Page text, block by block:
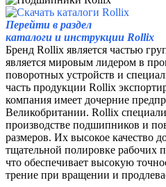
Перейти в раздел
каталоги и инструкции Rollix
Бренд Rollix является частью
является мировым лидером в
поворотных устройств и
часть продукции Rollix
компания имеет дочерние
Великобритании. Rollix
производстве подшипников и
размеров. Их высокое качество
тщательной полировке рабочих
что обеспечивает высокую
трение при вращении и